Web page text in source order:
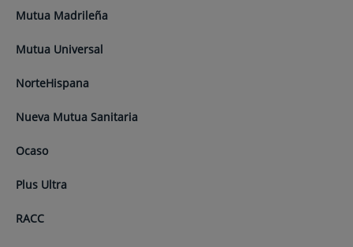
Mutua Madrileña
Mutua Universal
NorteHispana
Nueva Mutua Sanitaria
Ocaso
Plus Ultra
RACC